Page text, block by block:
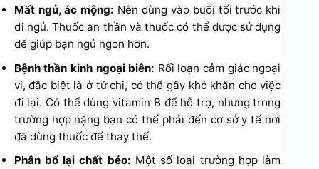
Mất ngủ, ác mộng: Nên dùng vào buổi tối trước khi
đi ngủ. Thuốc an thần và thuốc có thể được sử dụng
để giúp bạn ngủ ngon hơn.
Bệnh thần kinh ngoại biên: Rối loạn cảm giác ngoại
vi, đặc biệt là ở tứ chi, có thể gây khó khăn cho việc
đi lại. Có thể dùng vitamin B để hỗ trợ, nhưng trong
trường hợp nặng bạn có thể phải đến cơ sở y tế nơi
đã dùng thuốc để thay thế.
Phân bổ lại chất béo: Một số loại trường hợp làm